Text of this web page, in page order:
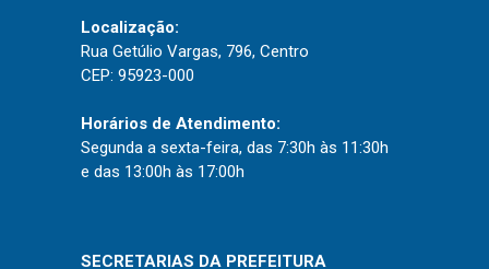
Publicações
Diário Oficial (Até 30/04)
Recursos Humanos
Localização:
Rua Getúlio Vargas, 796, Centro
CEP: 95923-000
Horários de Atendimento:
Segunda a sexta-feira, das 7:30h às 11:30h
e das 13:00h às 17:00h
SECRETARIAS DA PREFEITURA